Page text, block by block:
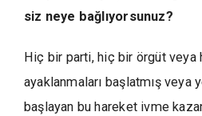
siz neye bağlıyorsunuz?
Hiç bir parti, hiç bir örgüt veya
ayaklanmaları başlatmış veya
başlayan bu hareket ivme